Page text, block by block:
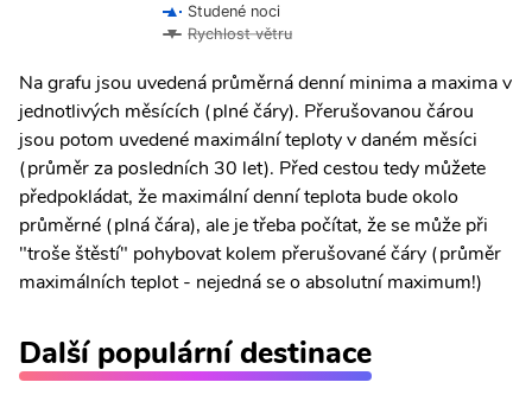
Studené noci
Rychlost větru
Na grafu jsou uvedená průměrná denní minima a maxima v
jednotlivých měsících (plné čáry). Přerušovanou čárou
jsou potom uvedené maximální teploty v daném měsíci
(průměr za posledních 30 let). Před cestou tedy můžete
předpokládat, že maximální denní teplota bude okolo
průměrné (plná čára), ale je třeba počítat, že se může při
"troše štěstí" pohybovat kolem přerušované čáry (průměr
maximálních teplot - nejedná se o absolutní maximum!)
Další populární destinace